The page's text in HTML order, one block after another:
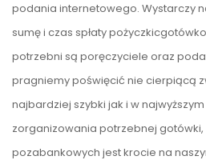
podania internetowego. Wystarczy
sumę i czas spłaty
potrzebni są poręczyciele oraz
pragniemy poświęcić nie cierpiącą
najbardziej szybki jak i w
zorganizowania potrzebnej
pozabankowych jest krocie na